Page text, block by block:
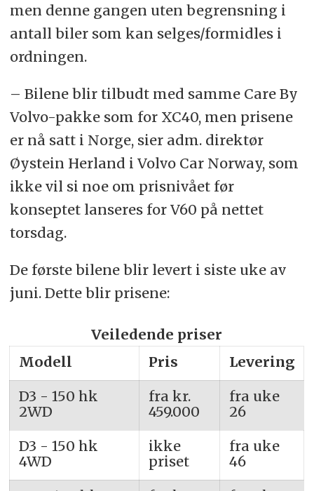
men denne gangen uten begrensning i
antall biler som kan selges/formidles i
ordningen.
– Bilene blir tilbudt med samme Care By
Volvo-pakke som for XC40, men prisene
er nå satt i Norge, sier adm. direktør
Øystein Herland i Volvo Car Norway, som
ikke vil si noe om prisnivået før
konseptet lanseres for V60 på nettet
torsdag.
De første bilene blir levert i siste uke av
juni. Dette blir prisene:
Veiledende priser
Modell
Pris
Levering
D3 - 150 hk
2WD
fra kr.
459.000
fra uke
26
D3 - 150 hk
4WD
ikke
priset
fra uke
46